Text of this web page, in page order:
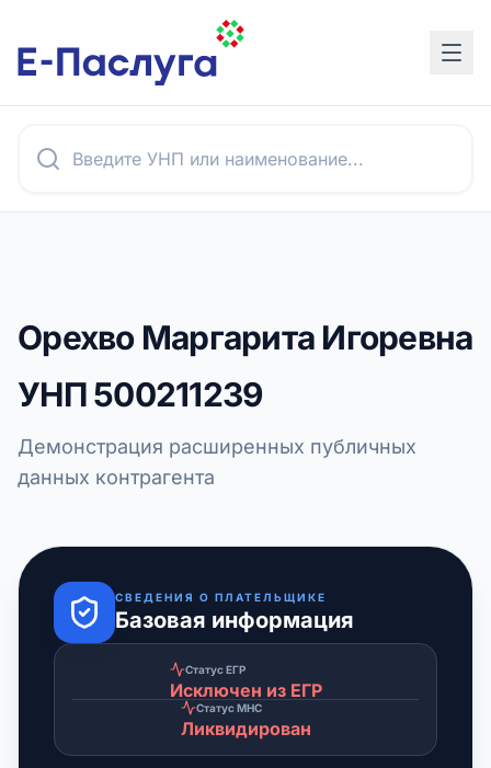
Орехво Маргарита Игоревна
УНП500211239
Демонстрация расширенных публичных
данных контрагента
СВЕДЕНИЯ О ПЛАТЕЛЬЩИКЕ
Базовая информация
Статус ЕГР
Исключен из ЕГР
Статус МНС
Ликвидирован